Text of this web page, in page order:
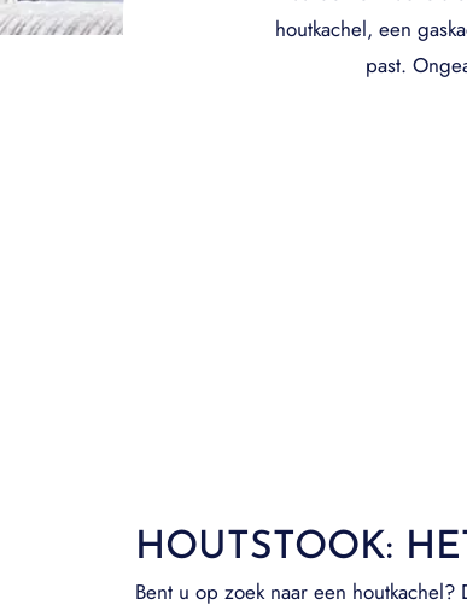
houtkachel, een
past.
HOUTSTOOK:
Bent u op zoek naar een